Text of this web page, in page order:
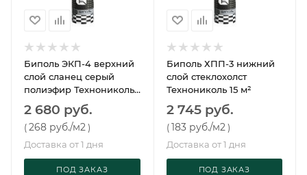
Биполь ЭКП-4 верхний
слой сланец серый
полиэфир Технониколь
2 680 руб.
(268 руб./м2 )
Доставка от 1 дня
ПОД ЗАКАЗ
Биполь ХПП-3 нижний
слой стеклохолст
Технониколь 15 м²
2 745 руб.
(183 руб./м2 )
Доставка от 1 дня
ПОД ЗАКАЗ